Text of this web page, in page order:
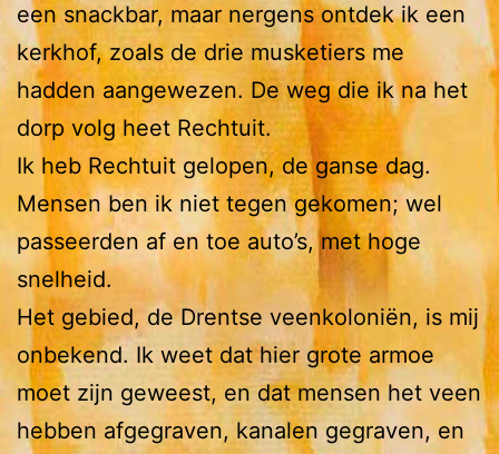
een snackbar, maar nergens ontdek ik een
kerkhof, zoals de drie musketiers me
hadden aangewezen. De weg die ik na het
dorp volg heet Rechtuit.
Ik heb Rechtuit gelopen, de ganse dag.
Mensen ben ik niet tegen gekomen; wel
passeerden af en toe auto’s, met hoge
snelheid.
Het gebied, de Drentse veenkoloniën, is mij
onbekend. Ik weet dat hier grote armoe
moet zijn geweest, en dat mensen het veen
hebben afgegraven, kanalen gegraven, en